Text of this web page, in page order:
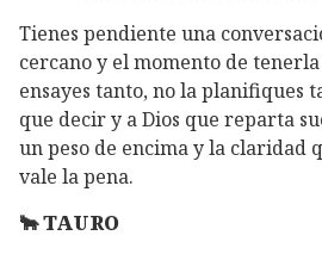
Tienes pendiente una
cercano y el momento de
ensayes tanto, no la planifiques
que decir y a Dios que reparta
un peso de encima y la claridad
vale la pena.
🐂 TAURO